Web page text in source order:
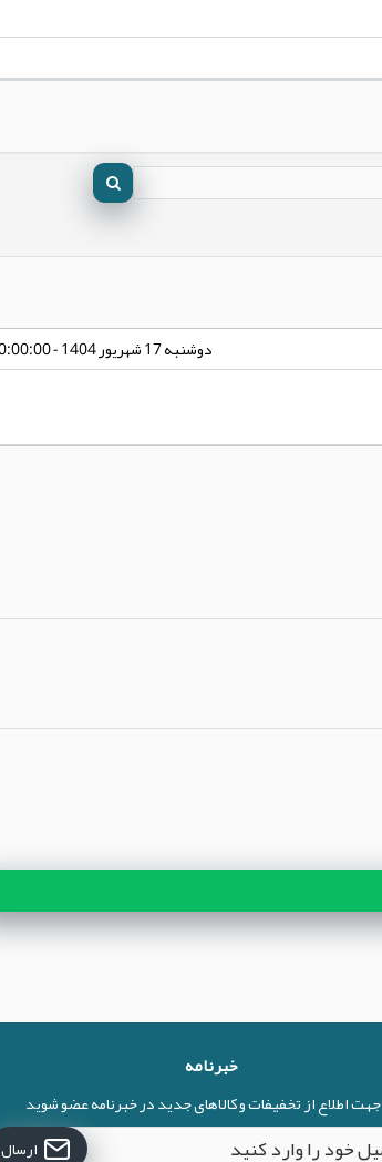
دوشنبه 17 شهریور 1404 - 00:00:00
خبرنامه
جهت اطلاع از تخفیفات و کالاهای جدید در خبرنامه عضو شوید
ارسال